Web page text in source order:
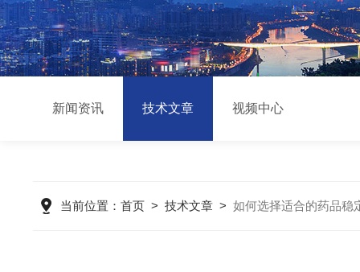
新闻资讯 技术文章 视频中心
当前位置： 首页> 技术文章> 如何选择适合的药品稳